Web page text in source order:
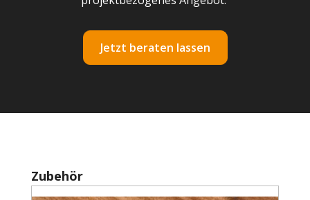
Jetzt beraten lassen
Produktgalerie überspringen
Zubehör